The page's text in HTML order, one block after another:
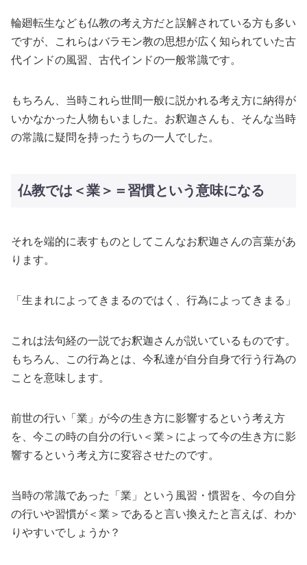
輪廻転生なども仏教の考え方だと誤解されている方も多い
ですが、これらはバラモン教の思想が広く知られていた古
代インドの風習、古代インドの一般常識です。
もちろん、当時これら世間一般に説かれる考え方に納得が
いかなかった人物もいました。お釈迦さんも、そんな当時
の常識に疑問を持ったうちの一人でした。
仏教では＜業＞＝習慣という意味になる
それを端的に表すものとしてこんなお釈迦さんの言葉があ
ります。
「生まれによってきまるのではく、行為によってきまる」
これは法句経の一説でお釈迦さんが説いているものです。
もちろん、この行為とは、今私達が自分自身で行う行為の
ことを意味します。
前世の行い「業」が今の生き方に影響するという考え方
を、今この時の自分の行い＜業＞によって今の生き方に影
響するという考え方に変容させたのです。
当時の常識であった「業」という風習・慣習を、今の自分
の行いや習慣が＜業＞であると言い換えたと言えば、わか
りやすいでしょうか？